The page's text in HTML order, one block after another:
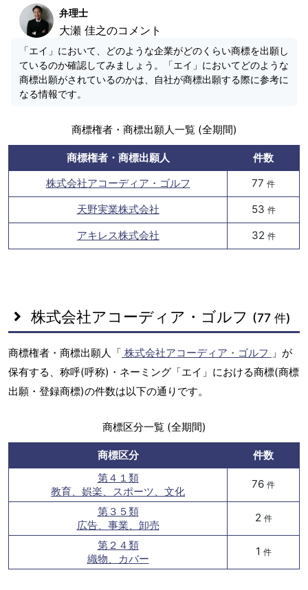
弁理士
大瀬 佳之のコメント
「エイ」において、どのような企業がどのくらい商標を出願し
ているのか確認してみましょう。「エイ」においてどのような
商標出願がされているのかは、自社が商標出願する際に参考に
なる情報です。
商標権者・商標出願人一覧 (全期間)
商標権者・商標出願人
件数
株式会社アコーディア・ゴルフ
77 件
天野実業株式会社 53 件
アキレス株式会社 32 件
株式会社アコーディア・ゴルフ (77 件)
商標権者・商標出願人「 株式会社アコーディア・ゴルフ 」が
保有する、称呼(呼称)・ネーミング「エイ」における商標(商標
出願・登録商標)の件数は以下の通りです。
商標区分一覧 (全期間)
商標区分
件数
第４１類
教育、娯楽、スポーツ、文化
76 件
第３５類
広告、事業、卸売
2 件
第２４類
織物、カバー
1 件